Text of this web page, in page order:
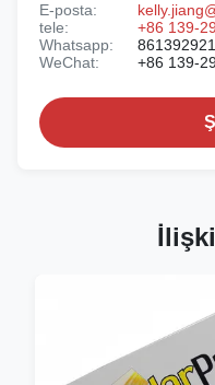
E-posta:
tele:
+86 139-
Whatsapp:
WeChat:
+86 139-